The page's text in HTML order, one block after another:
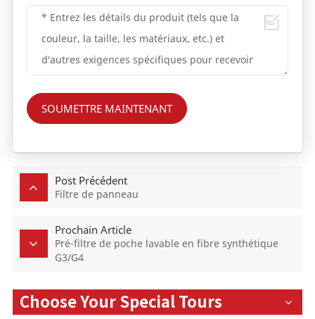
SOUMETTRE MAINTENANT
Post Précédent
Filtre de panneau
Prochain Article
Pré-filtre de poche lavable en fibre synthétique
G3/G4
Choose Your Special Tours